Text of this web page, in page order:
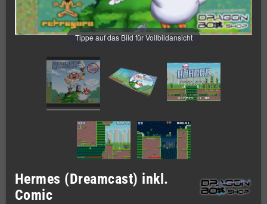
Tippe auf das Bild für Vollbildansicht
Hermes (Dreamcast) inkl.
Comic